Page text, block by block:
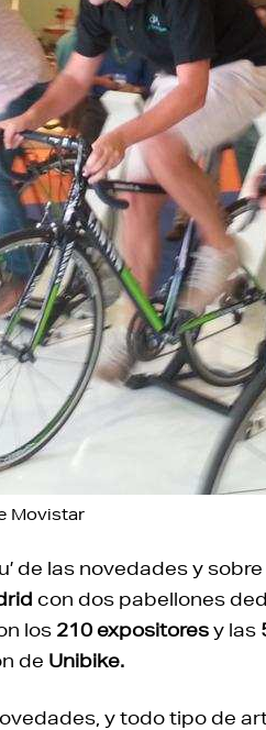
Movistar
de las novedades y
con dos pabellones
los 210 expositoresy las
de Unibike.
y todo tipo de